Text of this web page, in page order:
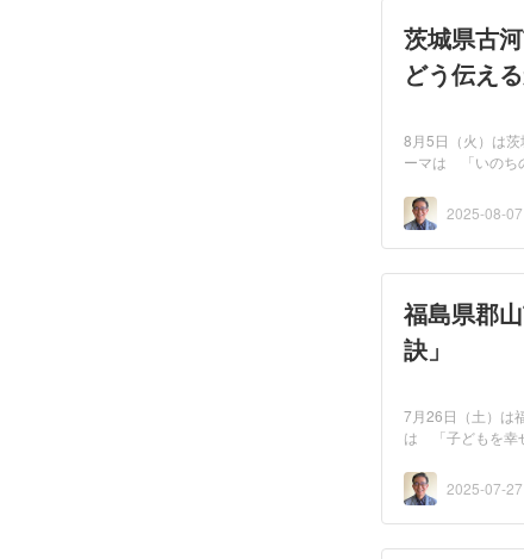
茨城県古
どう伝える
8月5日（火）は
ーマは 「いのち
2025-08-07
福島県郡
訣」
7月26日（土）は
は 「子どもを幸
2025-07-27